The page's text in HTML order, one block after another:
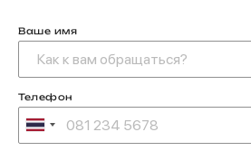
Ваше имя
Телефон